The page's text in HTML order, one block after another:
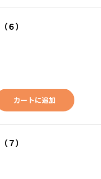
６）
カートに追加
７）